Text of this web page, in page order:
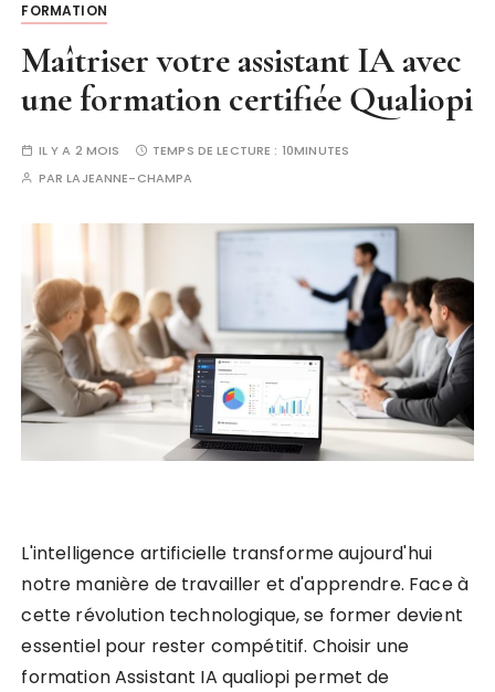
FORMATION
Maîtriser votre assistant IA avec
une formation certifiée Qualiopi
IL Y A 2 MOIS TEMPS DE LECTURE : 10MINUTES
PARLAJEANNE-CHAMPA
L'intelligence artificielle transforme aujourd'hui
notre manière de travailler et d'apprendre. Face à
cette révolution technologique, se former devient
essentiel pour rester compétitif. Choisir une
formation Assistant IA qualiopi permet de